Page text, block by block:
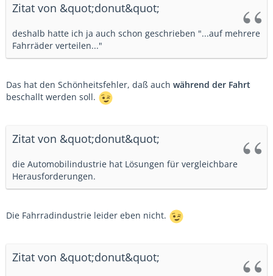
Zitat von &quot;donut&quot;
deshalb hatte ich ja auch schon geschrieben "...auf mehrere
Fahrräder verteilen..."
Das hat den Schönheitsfehler, daß auch während der Fahrt
beschallt werden soll.
Zitat von &quot;donut&quot;
die Automobilindustrie hat Lösungen für vergleichbare
Herausforderungen.
Die Fahrradindustrie leider eben nicht.
Zitat von &quot;donut&quot;